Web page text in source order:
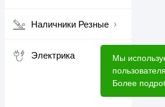
Наличники Резные
Электрика
Мы
Более